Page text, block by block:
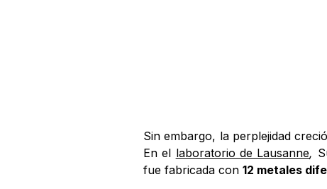
Sin embargo, la perplejidad
En el laboratorio de Lausanne,
fue fabricada con 12 metales